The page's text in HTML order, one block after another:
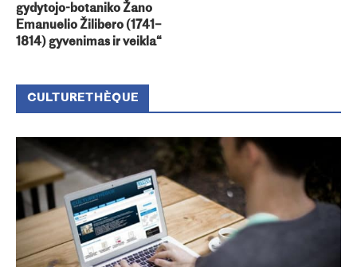
gydytojo-botaniko Žano
Emanuelio Žilibero (1741–
1814) gyvenimas ir veikla“
CULTURETHÈQUE